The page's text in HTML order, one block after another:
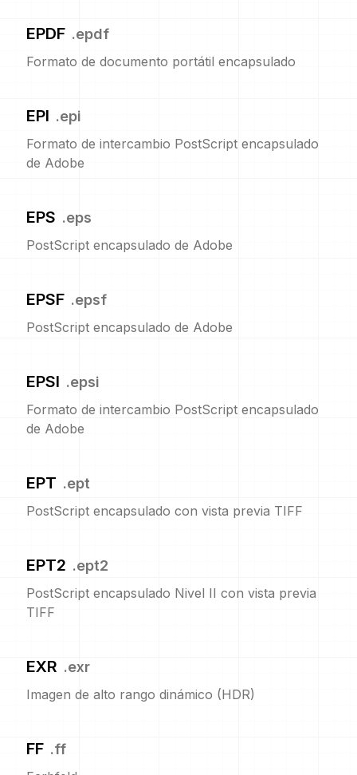
EPDF .epdf
Formato de documento portátil encapsulado
EPI .epi
Formato de intercambio PostScript encapsulado
de Adobe
EPS .eps
PostScript encapsulado de Adobe
EPSF .epsf
PostScript encapsulado de Adobe
EPSI .epsi
Formato de intercambio PostScript encapsulado
de Adobe
EPT .ept
PostScript encapsulado con vista previa TIFF
EPT2 .ept2
PostScript encapsulado Nivel II con vista previa
TIFF
EXR .exr
Imagen de alto rango dinámico (HDR)
FF .ff